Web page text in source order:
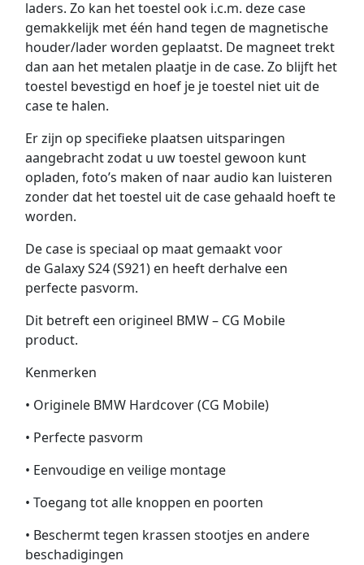
laders. Zo kan het toestel ook i.c.m. deze case
gemakkelijk met één hand tegen de magnetische
houder/lader worden geplaatst. De magneet trekt
dan aan het metalen plaatje in de case. Zo blijft het
toestel bevestigd en hoef je je toestel niet uit de
case te halen.
Er zijn op specifieke plaatsen uitsparingen
aangebracht zodat u uw toestel gewoon kunt
opladen, foto’s maken of naar audio kan luisteren
zonder dat het toestel uit de case gehaald hoeft te
worden.
De case is speciaal op maat gemaakt voor
de Galaxy S24 (S921) en heeft derhalve een
perfecte pasvorm.
Dit betreft een origineel BMW – CG Mobile
product.
Kenmerken
• Originele BMW Hardcover (CG Mobile)
• Perfecte pasvorm
• Eenvoudige en veilige montage
• Toegang tot alle knoppen en poorten
• Beschermt tegen krassen stootjes en andere
beschadigingen